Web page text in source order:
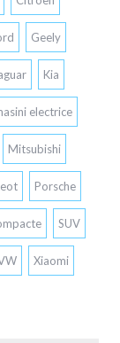
Geely
Kia
electrice
Mitsubishi
Porsche
SUV
Xiaomi